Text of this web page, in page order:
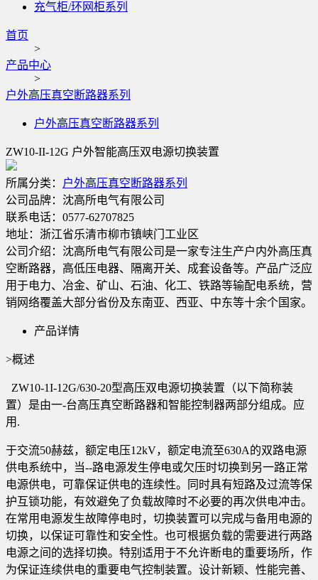
充气柜/环网柜系列
首页
>
产品中心
>
户外高压真空断路器系列
户外高压真空断路器系列
ZW10-II-12G 户外智能高压双电源切换装置
所属分类：
户外高压真空断路器系列
公司品牌： 沈高所电气有限公司
联系电话： 0577-62707825
地址： 浙江省乐清市柳市镇峡门工业区
公司介绍：沈高所电气有限公司是一家专注生产户内外高压真
空断路器，高低压电器、隔离开关、成套设备等。产品广泛应
用于电力、冶金、矿山、石油、化工、铁路等输配电系统，营
销网络覆盖大部分省份及东南亚、西亚、中东等十余个国家。
产品详情
>概述
ZW10-1I-12G/630-20型高压双电源切换装置（以下简称装
置）是由一-台高压真空断路器和智能控制器两部分组成。应
用.
于交流50赫兹，额定电压12kV，额定电流至630A的双路电源
供电系统中，当--路电源发生停电或欠压时切换到另一路正常
电源供电，可靠保证供电的连续性。同时具有短路及过流等保
护互锁功能，有效避免了负载故障时不必要的再次供电冲击。
在常用电源发生故障停电时，切换装置可以完成与备用电源的
切换，以保证可靠性和安全性。也可根据负载的需要进行两路
电源之间的选择切换。特别适用于不允许断电的重要场所，作
为保证连续供电的重要电气控制装置。设计新颖、性能完善、